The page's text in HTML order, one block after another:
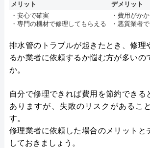
メリット
デメリット
・安心で確実
・専門の機材で修理してもらえる
・費用がか
・悪質業者
排水管のトラブルが起きたとき、修理
るか業者に依頼するか悩む方が多いの
か。
自分で修理できれば費用を節約できる
ありますが、失敗のリスクがあるこ
す。
修理業者に依頼した場合のメリットと
しておきましょう。